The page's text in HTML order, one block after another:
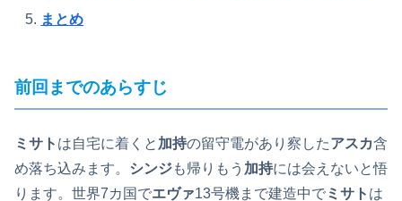
まとめ
前回までのあらすじ
ミサト は自宅に着くと 加持の留守電があり察したアスカ含
め落ち込みます。 シンジも帰りもう 加持には会えないと悟
ります。世界7カ国でエヴァ13号機まで建造中でミサト は